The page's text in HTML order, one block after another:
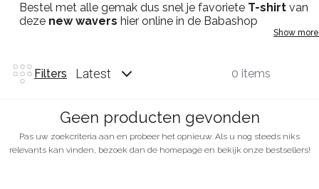
Bestel met alle gemak dus snel je favoriete T-shirt van
deze new wavers hier online in de Babashop
Show more
Filters Latest 0 items
Geen producten gevonden
Pas uw zoekcriteria aan en probeer het opnieuw. Als u nog steeds niks
relevants kan vinden, bezoek dan de homepage en bekijk onze bestsellers!